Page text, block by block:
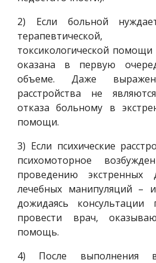
2) Если больной
терапевтической,
токсикологической
оказана в первую
объеме. Даже
расстройства не
отказа больному в
помощи.
3) Если психические
психомоторное
проведению экстренных
лечебных манипуляций –
дожидаясь консультации
провести врач,
помощь.
4) После выполнения